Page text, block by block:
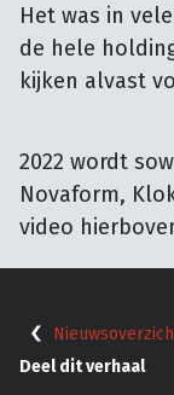
Het was in
de hele
kijken alvast
2022 wordt
Novaform,
video
Deel dit verhaal